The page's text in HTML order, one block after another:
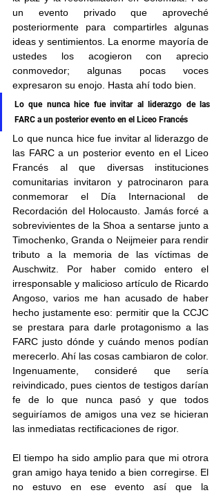
un evento privado que aproveché
posteriormente para compartirles algunas
ideas y sentimientos. La enorme mayoría de
ustedes los acogieron con aprecio
conmovedor; algunas pocas voces
expresaron su enojo. Hasta ahí todo bien.
Lo que nunca hice fue invitar al liderazgo de las
FARC a un posterior evento en el Liceo Francés
Lo que nunca hice fue invitar al liderazgo de
las FARC a un posterior evento en el Liceo
Francés al que diversas instituciones
comunitarias invitaron y patrocinaron para
conmemorar el Día Internacional de
Recordación del Holocausto. Jamás forcé a
sobrevivientes de la Shoa a sentarse junto a
Timochenko, Granda o Neijmeier para rendir
tributo a la memoria de las víctimas de
Auschwitz. Por haber comido entero el
irresponsable y malicioso artículo de Ricardo
Angoso, varios me han acusado de haber
hecho justamente eso: permitir que la CCJC
se prestara para darle protagonismo a las
FARC justo dónde y cuándo menos podían
merecerlo. Ahí las cosas cambiaron de color.
Ingenuamente, consideré que sería
reivindicado, pues cientos de testigos darían
fe de lo que nunca pasó y que todos
seguiríamos de amigos una vez se hicieran
las inmediatas rectificaciones de rigor.
El tiempo ha sido amplio para que mi otrora
gran amigo haya tenido a bien corregirse. El
no estuvo en ese evento así que la